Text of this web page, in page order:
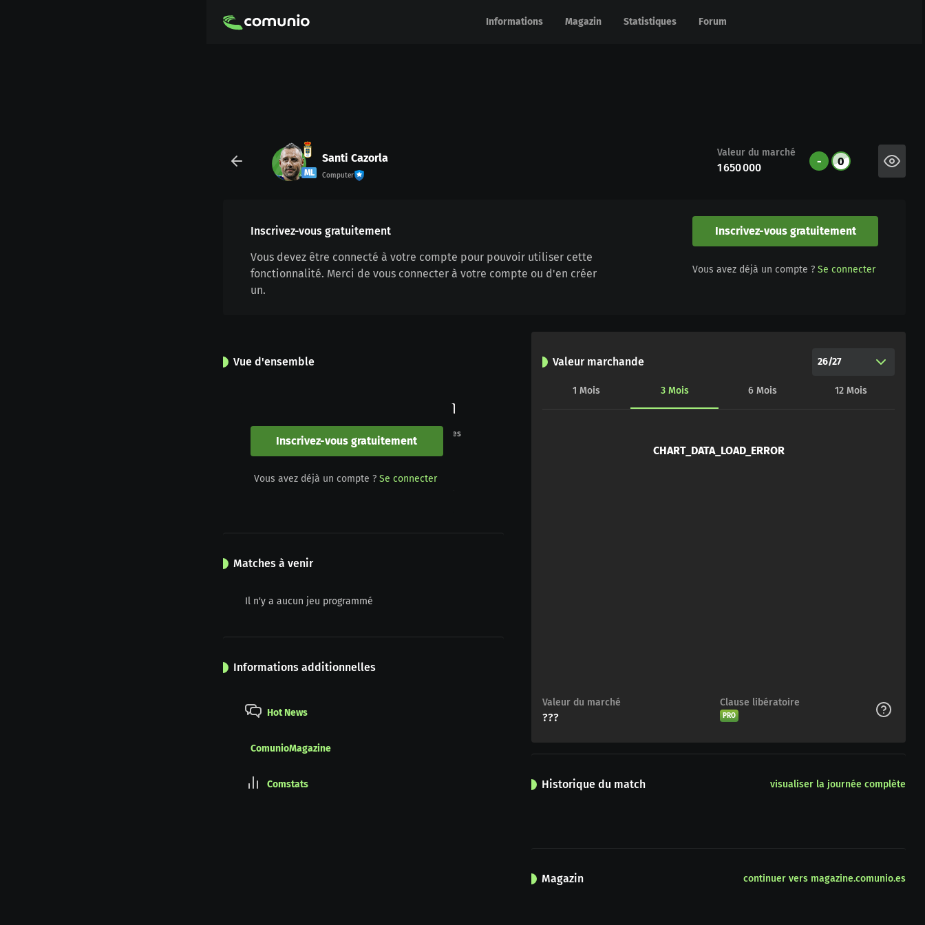
Informations Magazin Statistiques Forum
Informations Magazin Statistiques Forum
ML
Santi Cazorla
Computer
Valeur du marché
1 650 000 - 0
Inscrivez-vous gratuitement
Vous devez être connecté à votre compte pour pouvoir utiliser cette
fonctionnalité. Merci de vous connecter à votre compte ou d'en créer
un.
Inscrivez-vous gratuitement
Vous avez déjà un compte ? Se connecter
Vue d'ensemble
Apparitions Penalties
Matches à venir
Il n'y a aucun jeu programmé
Informations additionnelles
Hot News
ComunioMagazine
Comstats
Valeur marchande 26/27
1 Mois 3 Mois 6 Mois 12 Mois
CHART_DATA_LOAD_ERROR
Valeur du marché
???
Clause libératoire
PRO
Historique du match visualiser la journée complète
Inscrivez-vous gratuitement
Vous avez déjà un compte ? Se connecter
Magazin continuer vers magazine.comunio.es